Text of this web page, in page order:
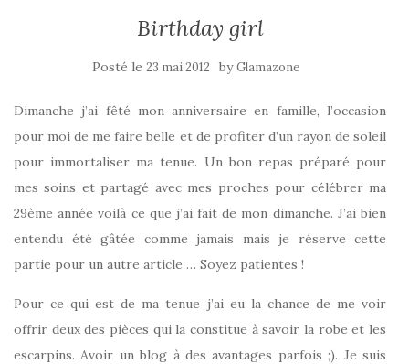
Birthday girl
Posté le 23 mai 2012 byGlamazone
Dimanche j’ai fêté mon anniversaire en famille, l’occasion
pour moi de me faire belle et de profiter d’un rayon de soleil
pour immortaliser ma tenue. Un bon repas préparé pour
mes soins et partagé avec mes proches pour célébrer ma
29ème année voilà ce que j’ai fait de mon dimanche. J’ai bien
entendu été gâtée comme jamais mais je réserve cette
partie pour un autre article … Soyez patientes !
Pour ce qui est de ma tenue j’ai eu la chance de me voir
offrir deux des pièces qui la constitue à savoir la robe et les
escarpins. Avoir un blog à des avantages parfois ;). Je suis